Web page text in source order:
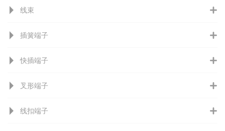
线束
插簧端子
快插端子
叉形端子
线扣端子